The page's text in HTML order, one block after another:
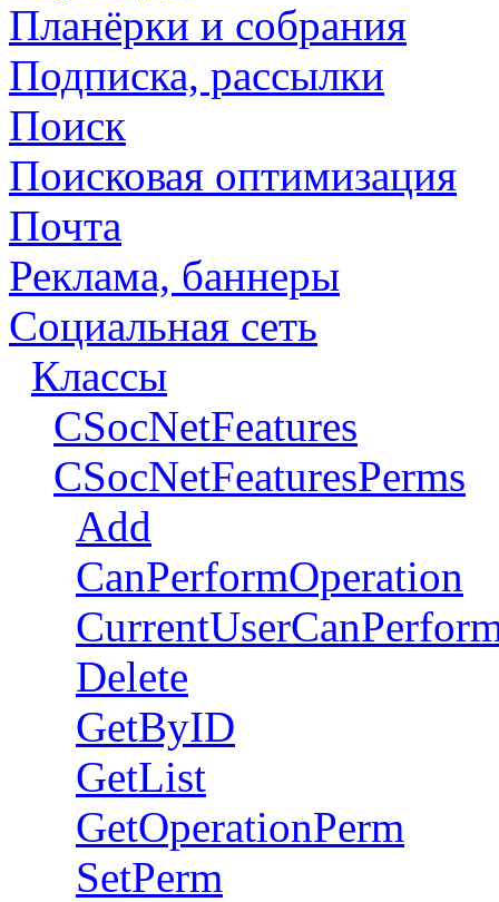
Планёрки и собрания
Подписка, рассылки
Поиск
Поисковая оптимизация
Почта
Реклама, баннеры
Социальная сеть
Классы
CSocNetFeatures
CSocNetFeaturesPerms
Add
CanPerformOperation
Delete
GetByID
GetList
GetOperationPerm
SetPerm